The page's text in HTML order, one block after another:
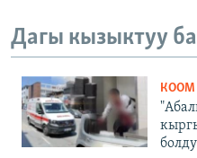
Дагы кызыктуу
КООМ
болду